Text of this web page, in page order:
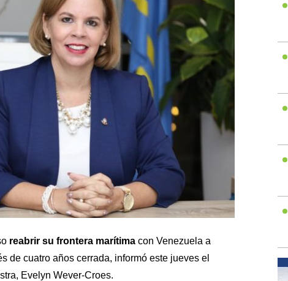
reabrir su frontera marítimacon Venezuela a
de cuatro años cerrada, informó este jueves el
Evelyn Wever-Croes.